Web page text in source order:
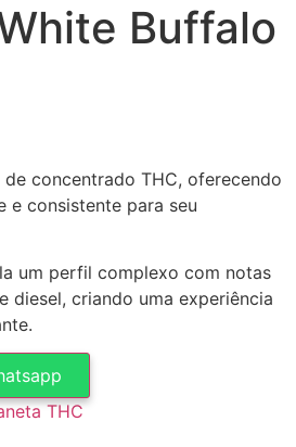
Buffalo
de concentrado THC, oferecendo
e consistente para seu
um perfil complexo com notas
diesel, criando uma experiência
THC